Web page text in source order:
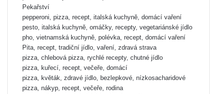
Pekařství
pepperoni, pizza, recept, italská kuchyně, domácí vaření
pesto, italská kuchyně, omáčky, recepty, vegetariánské jídlo
pho, vietnamská kuchyně, polévka, recept, domácí vaření
Pita, recept, tradiční jídlo, vaření, zdravá strava
pizza, chlebová pizza, rychlé recepty, chutné jídlo
pizza, kuřecí, recept, večeře, domácí
pizza, květák, zdravé jídlo, bezlepkové, nízkosacharidové
pizza, nákyp, recept, večeře, rodina